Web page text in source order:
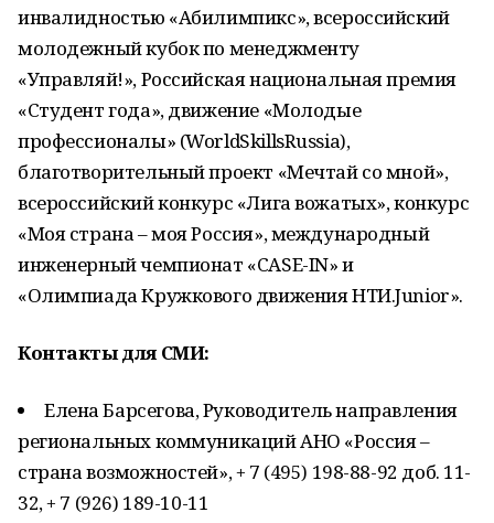
инвалидностью «Абилимпикс», всероссийский
молодежный кубок по менеджменту
«Управляй!», Российская национальная премия
«Студент года», движение «Молодые
профессионалы» (WorldSkillsRussia),
благотворительный проект «Мечтай со мной»,
всероссийский конкурс «Лига вожатых», конкурс
«Моя страна – моя Россия», международный
инженерный чемпионат «CASE-IN» и
«Олимпиада Кружкового движения НТИ.Junior».
Контакты для СМИ:
Елена Барсегова, Руководитель направления
региональных коммуникаций АНО «Россия –
страна возможностей», + 7 (495) 198-88-92 доб. 11-
32, + 7 (926) 189-10-11